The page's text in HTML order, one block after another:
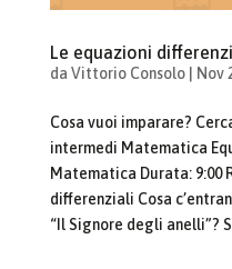
Le equazioni
da Vittorio Consolo| Nov
Cosa vuoi imparare?
intermedi Matematica
Matematica Durata: 9:00
differenziali Cosa
“Il Signore degli anelli”?